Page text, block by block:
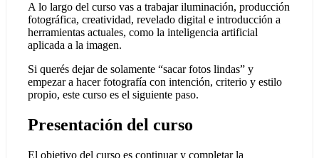
A lo largo del curso vas a trabajar iluminación, producción
fotográfica, creatividad, revelado digital e introducción a
herramientas actuales, como la inteligencia artificial
aplicada a la imagen.
Si querés dejar de solamente “sacar fotos lindas” y
empezar a hacer fotografía con intención, criterio y estilo
propio, este curso es el siguiente paso.
Presentación del curso
El objetivo del curso es continuar y completar la